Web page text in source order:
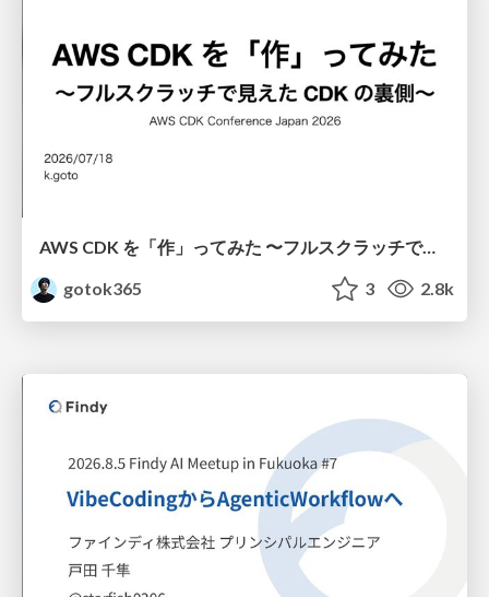
AWS CDK を「作」ってみた 〜フルスクラッチで見えた CDK の裏側〜 / aws-cdk-from-scratch
gotok365
3 2.8k